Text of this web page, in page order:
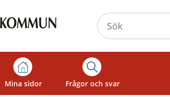
Mina sidor Frågor och svar